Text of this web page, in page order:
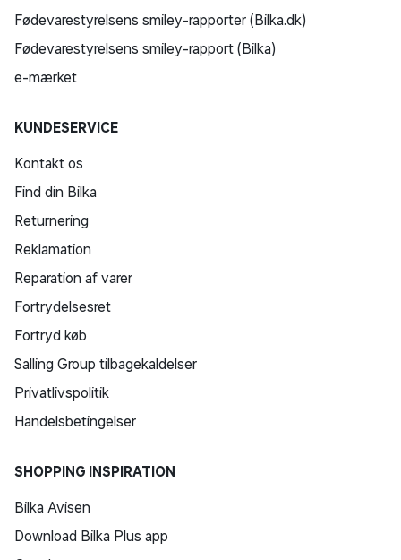
Fødevarestyrelsens smiley-rapporter (Bilka.dk)
Fødevarestyrelsens smiley-rapport (Bilka)
e-mærket
KUNDESERVICE
Kontakt os
Find din Bilka
Returnering
Reklamation
Reparation af varer
Fortrydelsesret
Fortryd køb
Salling Group tilbagekaldelser
Privatlivspolitik
Handelsbetingelser
SHOPPING INSPIRATION
Bilka Avisen
Download Bilka Plus app